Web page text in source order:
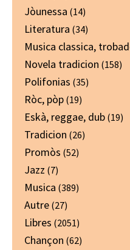
Jòunessa (14)
Literatura (34)
Musica classica,
Novela tradicion (158)
Polifonias (35)
Ròc, pòp (19)
Eskà, reggae, dub (19)
Tradicion (26)
Promòs (52)
Jazz (7)
Musica (389)
Autre (27)
Libres (2051)
Chançon (62)